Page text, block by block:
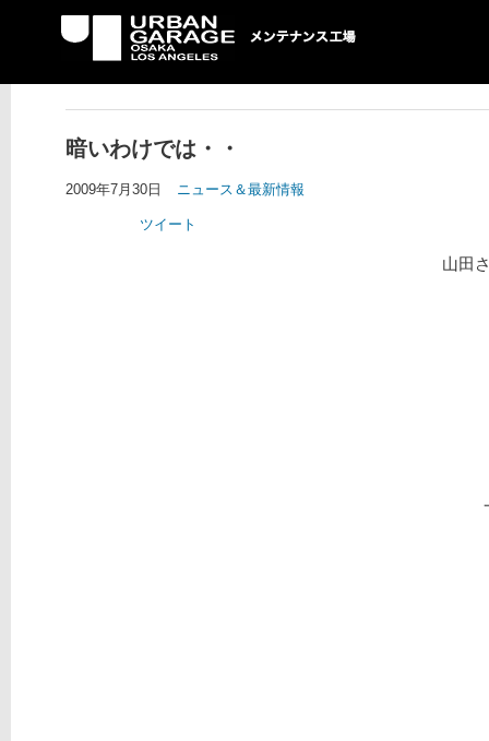
UG メンテナンス工場
暗いわけでは・・
2009年7月30日 ニュース＆最新情報
ツイート
山田